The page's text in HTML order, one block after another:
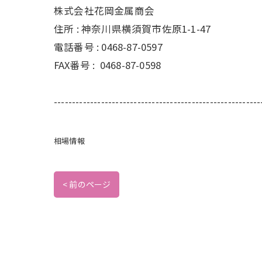
株式会社花岡金属商会
住所 : 神奈川県横須賀市佐原1-1-47
電話番号 : 0468-87-0597
FAX番号 : 0468-87-0598
相場情報
< 前のページ